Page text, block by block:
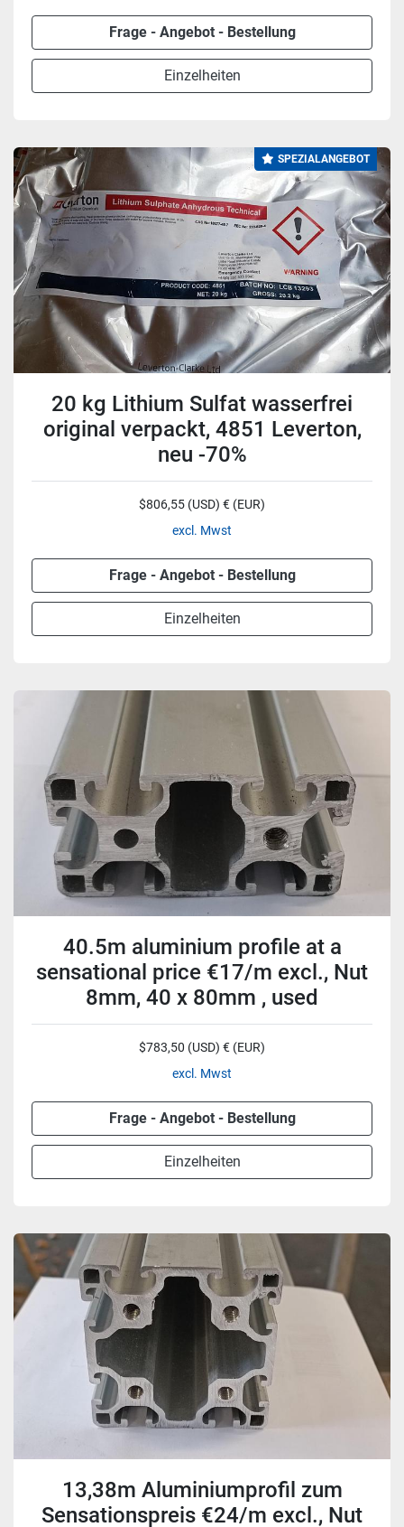
Frage - Angebot - Bestellung
Einzelheiten
SPEZIALANGEBOT
20 kg Lithium Sulfat wasserfrei
original verpackt, 4851 Leverton,
neu -70%
$806,55 (USD) € (EUR)
excl. Mwst
Frage - Angebot - Bestellung
Einzelheiten
40.5m aluminium profile at a
sensational price €17/m excl., Nut
8mm, 40 x 80mm , used
$783,50 (USD) € (EUR)
excl. Mwst
Frage - Angebot - Bestellung
Einzelheiten
13,38m Aluminiumprofil zum
Sensationspreis €24/m excl., Nut